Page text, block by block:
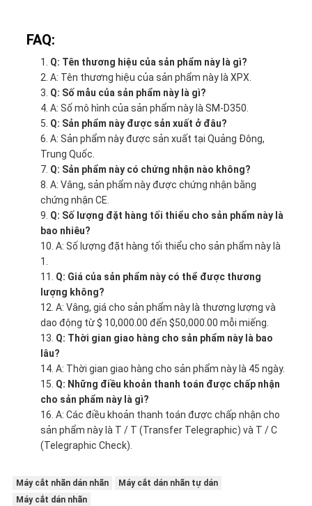
FAQ:
Q: Tên thương hiệu của sản phẩm này là gì?
A: Tên thương hiệu của sản phẩm này là XPX.
Q: Số mẫu của sản phẩm này là gì?
A: Số mô hình của sản phẩm này là SM-D350.
Q: Sản phẩm này được sản xuất ở đâu?
A: Sản phẩm này được sản xuất tại Quảng Đông,
Trung Quốc.
Q: Sản phẩm này có chứng nhận nào không?
A: Vâng, sản phẩm này được chứng nhận bằng
chứng nhận CE.
Q: Số lượng đặt hàng tối thiểu cho sản phẩm này là
bao nhiêu?
A: Số lượng đặt hàng tối thiểu cho sản phẩm này là
1.
Q: Giá của sản phẩm này có thể được thương
lượng không?
A: Vâng, giá cho sản phẩm này là thương lượng và
dao động từ $ 10,000.00 đến $50,000.00 mỗi miếng.
Q: Thời gian giao hàng cho sản phẩm này là bao
lâu?
A: Thời gian giao hàng cho sản phẩm này là 45 ngày.
Q: Những điều khoản thanh toán được chấp nhận
cho sản phẩm này là gì?
A: Các điều khoản thanh toán được chấp nhận cho
sản phẩm này là T / T (Transfer Telegraphic) và T / C
(Telegraphic Check).
Máy cắt nhãn dán nhãn
Máy cắt dán nhãn tự dán
Máy cắt dán nhãn